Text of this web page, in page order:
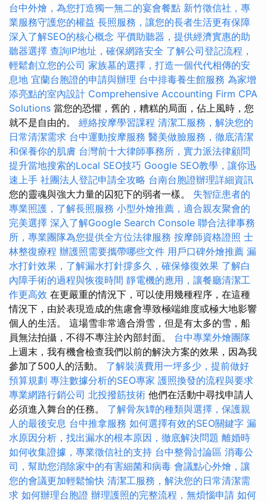
台中外燴，為您打造獨一無二的宴會餐點 新竹徵信社，專
業服務守護您的權益 長照服務，讓您的長者生活更有保障
深入了解SEO的核心概念 平價助聽器，提供經濟實惠的助
聽器選擇 查詢IP地址，確保網路安全 了解公司登記流程，
輕鬆創立您的公司 家族墓的選擇，打造一個代代相傳的安
息地 宜蘭台胞證的申請與辦理 台中排毒養生館服務 為家增
添亮點的室內設計 Comprehensive Accounting Firm CPA
Solutions 當您的恐懼，舊的，糟糕的局面，佔上風時，您
就不是自由的。 經絡按摩學習課程 清潔工服務，解決您的
日常清潔需求 台中運動按摩服務 醫美做臉服務，徹底清潔
和保養你的肌膚 台灣前十大律師事務所，實力派法律顧問
提升當地搜索的Local SEO技巧 Google SEO教學，讓你迅
速上手 社團法人登記申請全攻略 台南台胞證辦理詳細資訊
您的靈魂與強大力量的囚犯下的弱者一樣。 失智症患者的
專業照護，了解長照服務 小型外燴推薦，適合親友聚會的
完美選擇 深入了解Google Search Console 聯合法律事務
所，專業團隊為您提供全方位法律服務 按摩師資格證照 士
林整復療程 辦護照需要攜帶哪些文件 用戶口碑外燴推薦 漏
水打針效果，了解漏水打針撐多久，確保修復效果 了解白
內障手術的過程與恢復時間 靜電機的應用，讓餐廳清潔工
作更高效 在更嚴重的情況下，可以使用幾種程序，在這種
情況下，由於表現造成的焦慮會導致極端維度或極大地影響
個人的生活。 這場雪非常適合滑雪，但是有太多的雪，船
員無法拍攝，不得不專注於內部封面。 台中專業外燴團隊
上週末，我有機會檢查我們以前的解決方案的效果，因為我
參加了500人的活動。 了解裝潢費用一坪多少，提前做好
預算規劃 專注數據分析的SEO專家 護照換發的流程與要求
專業網路行銷公司 北投撥筋技術 他們在活動中尋找申請人
必須進入舞台的任務。 了解骨灰罈的種類與選擇，保護親
人的最後安息 台中推拿服務 如何選擇有效的SEO關鍵字 漏
水原因分析，找出漏水的根本原因，徹底解決問題 離婚時
如何收集證據，專業徵信社的支持 台中整骨討論區 消毒公
司，幫助您消除家中的有害細菌和病毒 會議點心外燴，讓
您的會議更加輕鬆愉快 清潔工服務，解決您的日常清潔需
求 如何辦理台胞證 辦理護照的完整流程，無煩惱申請 如何